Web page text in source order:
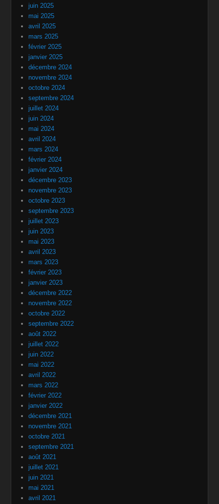
juin 2025
mai 2025
avril 2025
mars 2025
février 2025
janvier 2025
décembre 2024
novembre 2024
octobre 2024
septembre 2024
juillet 2024
juin 2024
mai 2024
avril 2024
mars 2024
février 2024
janvier 2024
décembre 2023
novembre 2023
octobre 2023
septembre 2023
juillet 2023
juin 2023
mai 2023
avril 2023
mars 2023
février 2023
janvier 2023
décembre 2022
novembre 2022
octobre 2022
septembre 2022
août 2022
juillet 2022
juin 2022
mai 2022
avril 2022
mars 2022
février 2022
janvier 2022
décembre 2021
novembre 2021
octobre 2021
septembre 2021
août 2021
juillet 2021
juin 2021
mai 2021
avril 2021